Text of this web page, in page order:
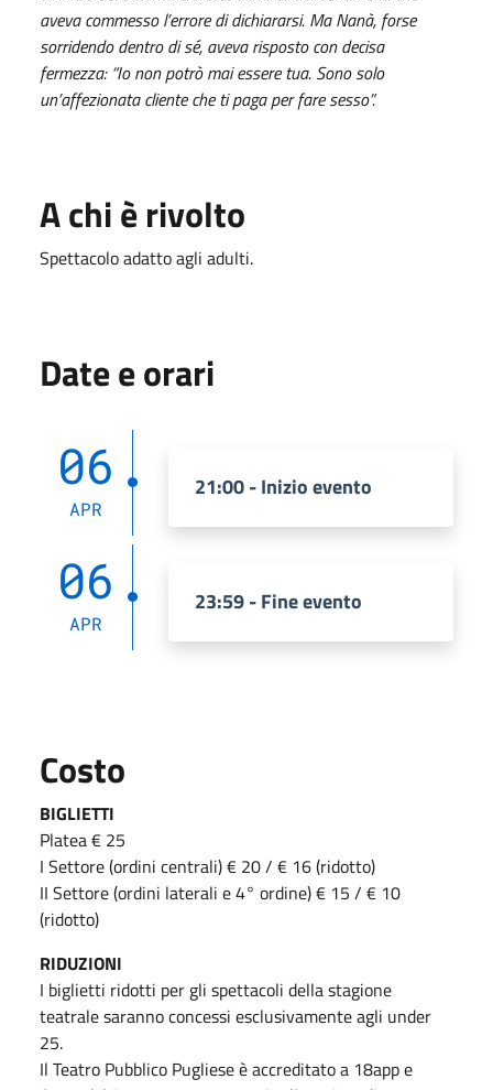
aveva commesso l’errore di dichiararsi. Ma Nanà, forse
sorridendo dentro di sé, aveva risposto con decisa
fermezza: “Io non potrò mai essere tua. Sono solo
un’affezionata cliente che ti paga per fare sesso”.
A chi è rivolto
Spettacolo adatto agli adulti.
Date e orari
06
APR
21:00 - Inizio evento
06
APR
23:59 - Fine evento
Costo
BIGLIETTI
Platea € 25
I Settore (ordini centrali) € 20 / € 16 (ridotto)
II Settore (ordini laterali e 4° ordine) € 15 / € 10
(ridotto)
RIDUZIONI
I biglietti ridotti per gli spettacoli della stagione
teatrale saranno concessi esclusivamente agli under
25.
Il Teatro Pubblico Pugliese è accreditato a 18app e